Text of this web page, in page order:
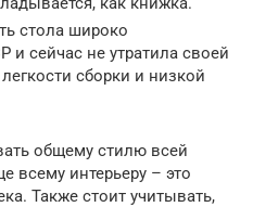
стола широко
и сейчас не утратила своей
сборки и низкой
общему стилю всей
всему интерьеру – это
Также стоит учитывать,